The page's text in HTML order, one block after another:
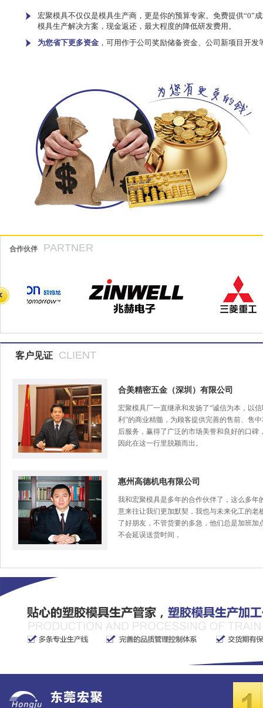
宏聚模具不仅仅是模具生产商，更是你的预算专家。免费提供“0”
模具生产解决方案，现金返还，最大程度的降低研发费用。
为您省下更多资金 ，可用作于公司奖励储备资金、公司新项目开发
合作伙伴 PARTNER
客户见证 CLIENT
合美精密五金（深圳）有限公司
宏聚模具厂一直继承和发扬了“诚信为本，以信
利”的商业精髓，为顾客提供完善的售前、售
后服务，赢得了广泛的市场美誉和良好的口碑
因此在这一行里脱颖而出。
惠州高德机电有限公司
我和宏聚模具是多年的合作伙伴了，这么多年
意来往让我们更加默契，我也与未来化工的老
了好朋友，不管货要的多急，他们总是加班加
不会延误送货时间，